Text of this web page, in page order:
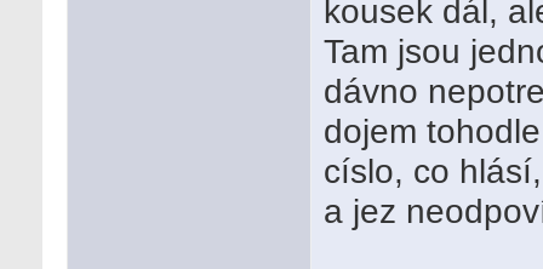
kousek dál,
Tam jsou
dávno
dojem
císlo, co
a jez